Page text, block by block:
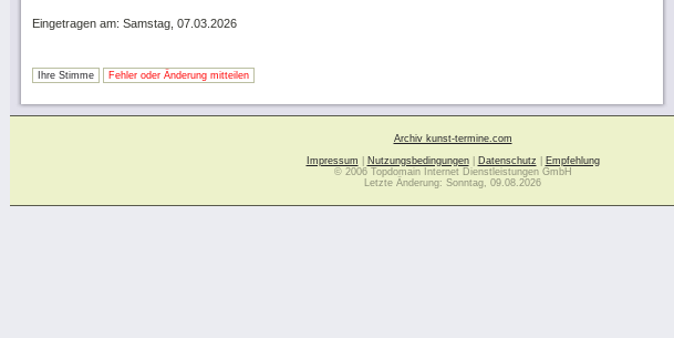
Eingetragen am: Samstag, 07.03.2026
Ihre Stimme Fehler oder Änderung mitteilen
Archiv kunst-termine.com
Impressum
Nutzungsbedingungen| Datenschutz
Empfehlung
© 2006 Topdomain Internet Dienstleistungen GmbH
Letzte Änderung: Sonntag, 09.08.2026